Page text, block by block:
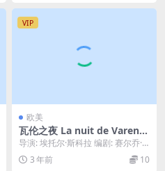
VIP
欧美
瓦伦之夜 La nuit de Varenn
es (1982)
导演: 埃托尔·斯科拉 编剧: 赛尔乔·
阿米德伊 / 埃托尔·斯科拉 / Cat...
3 年前 10